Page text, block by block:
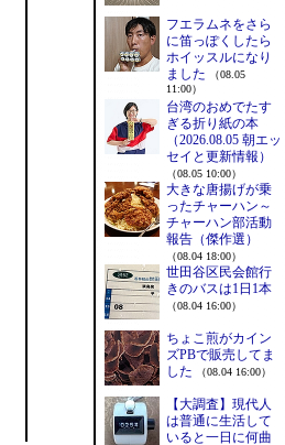
フエラムネをさら
に笛っぽくしたら
ホイッスルになり
ました
（08.05
11:00）
台湾のおめでたす
ぎる折り紙の本
（2026.08.05 朝エッ
セイと更新情報）
（08.05 10:00）
大きな唐揚げが乗
ったチャーハン～
チャーハン部活動
報告（傑作選）
（08.04 18:00）
世田谷区民会館行
きのバスは1日1本
（08.04 16:00）
ちょこ煎がカイン
ズPBで販売してま
した
（08.04 16:00）
【大調査】現代人
は普通に生活して
いると一日に何曲